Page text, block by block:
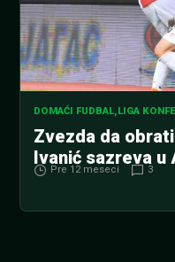
DOMAĆI FUDBAL,LIGA
Zvezda da
Ivanić sazreva u
Pre 12 meseci 3